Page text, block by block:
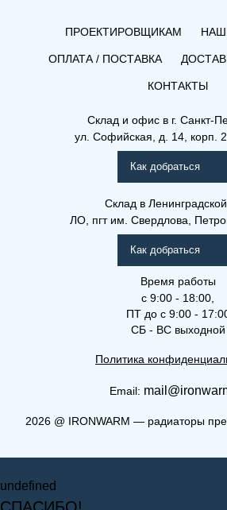
Рамо Компакт (РК),
(РКВЛ) 33-400-2000
Рамо Компакт (РК),
ПРОЕКТИРОВЩИКАМ
ОПЛАТА / ПОСТАВКА
КОНТАКТЫ
Склад и офис в г. Санкт-
ул. Софийская, д. 14, корп.
Как добраться
Склад в
ЛО, пгт им. Свердлова,
Как добраться
Время работы
с 9:00 - 18:00,
ПТ до с 9:00 -
СБ - ВС выходной
Политика
Email:
2026@ IRONWARM — радиаторы
undefined